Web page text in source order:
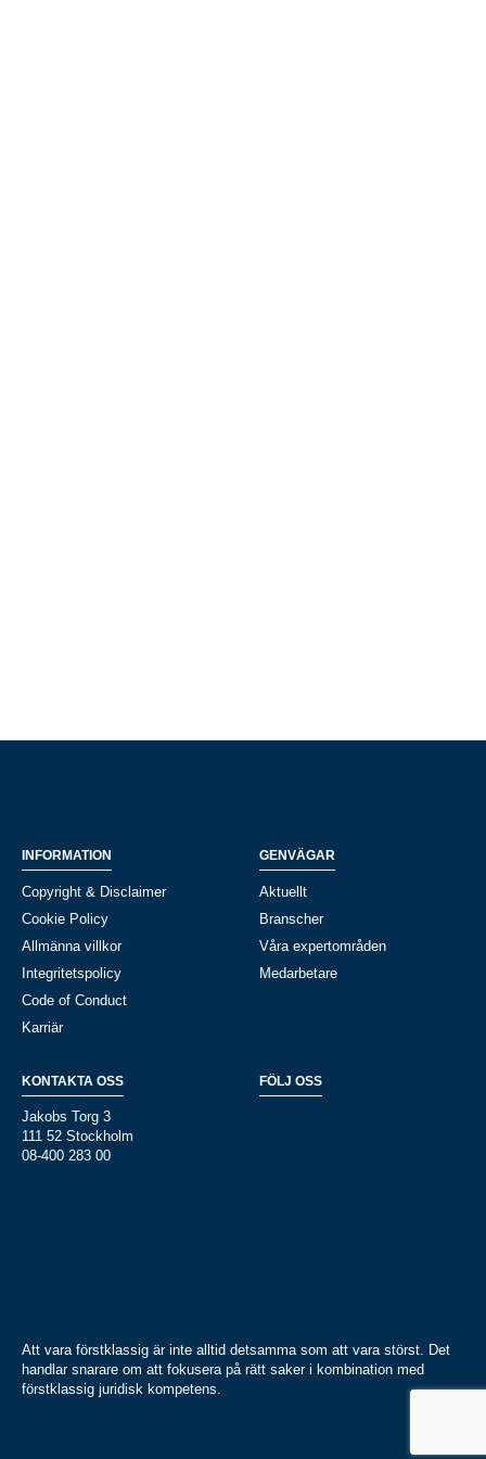
INFORMATION
Copyright & Disclaimer
Cookie Policy
Allmänna villkor
Integritetspolicy
Code of Conduct
Karriär
GENVÄGAR
Aktuellt
Branscher
Våra expertområden
Medarbetare
KONTAKTA OSS
Jakobs Torg 3
111 52 Stockholm
08-400 283 00
FÖLJ OSS
Att vara förstklassig är inte alltid detsamma som att vara störst. Det
handlar snarare om att fokusera på rätt saker i kombination med
förstklassig juridisk kompetens.